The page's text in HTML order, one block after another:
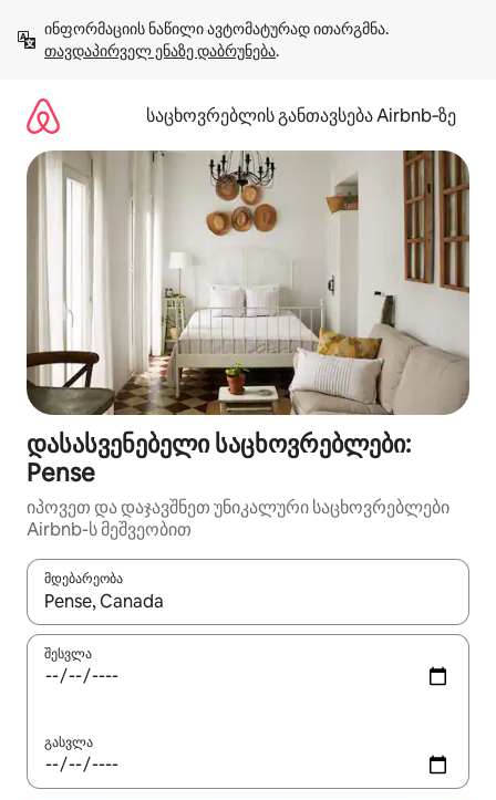
გადასვლა
თავდაპირველ ენაზე დაბრუნება.
საცხოვრებლის განთავსება Airbnb‑ზე
დასასვენებელი საცხოვრებლები:
Pense
იპოვეთ და დაჯავშნეთ უნიკალური საცხოვრებლები
Airbnb-ს მეშვეობით
მდებარეობა
როცა შედეგები ხელმისაწვდომი გახდება, ნავიგაციისთვის
შესვლა
გასვლა